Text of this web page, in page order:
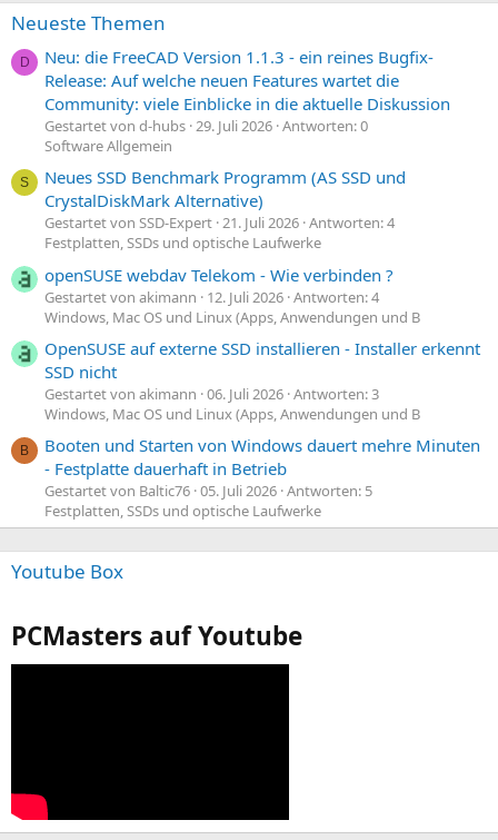
Neueste Themen
D
Neu: die FreeCAD Version 1.1.3 - ein reines Bugfix-
Release: Auf welche neuen Features wartet die
Community: viele Einblicke in die aktuelle Diskussion
Gestartet von d-hubs 29. Juli 2026 Antworten: 0
Software Allgemein
S
Neues SSD Benchmark Programm (AS SSD und
CrystalDiskMark Alternative)
Gestartet von SSD-Expert 21. Juli 2026 Antworten: 4
Festplatten, SSDs und optische Laufwerke
openSUSE webdav Telekom - Wie verbinden ?
Gestartet von akimann 12. Juli 2026 Antworten: 4
Windows, Mac OS und Linux (Apps, Anwendungen und B
OpenSUSE auf externe SSD installieren - Installer erkennt
SSD nicht
Gestartet von akimann 06. Juli 2026 Antworten: 3
Windows, Mac OS und Linux (Apps, Anwendungen und B
B
Booten und Starten von Windows dauert mehre Minuten
- Festplatte dauerhaft in Betrieb
Gestartet von Baltic76 05. Juli 2026 Antworten: 5
Festplatten, SSDs und optische Laufwerke
Youtube Box
PCMasters auf Youtube